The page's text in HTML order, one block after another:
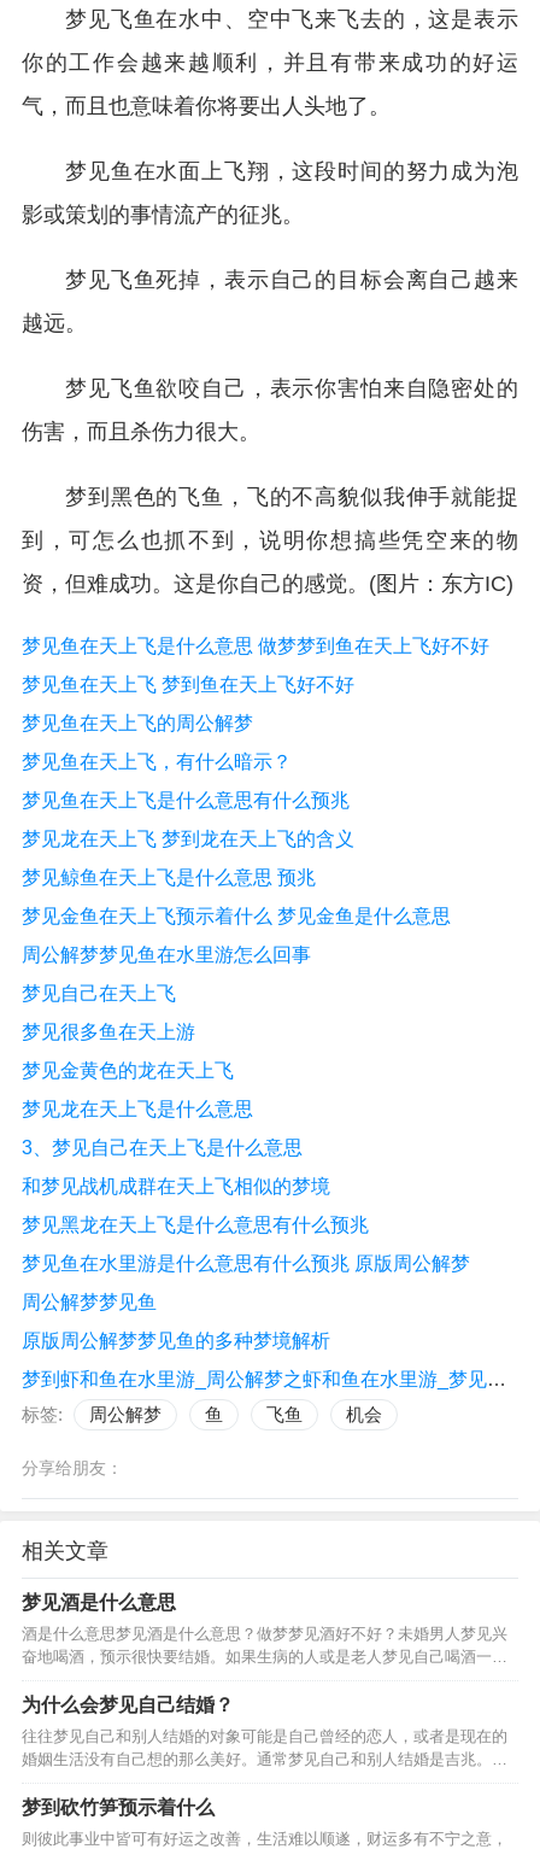
梦见飞鱼在水中、空中飞来飞去的，这是表示
你的工作会越来越顺利，并且有带来成功的好运
气，而且也意味着你将要出人头地了。
梦见鱼在水面上飞翔，这段时间的努力成为泡
影或策划的事情流产的征兆。
梦见飞鱼死掉，表示自己的目标会离自己越来
越远。
梦见飞鱼欲咬自己，表示你害怕来自隐密处的
伤害，而且杀伤力很大。
梦到黑色的飞鱼，飞的不高貌似我伸手就能捉
到，可怎么也抓不到，说明你想搞些凭空来的物
资，但难成功。这是你自己的感觉。(图片：东方IC)
梦见鱼在天上飞是什么意思 做梦梦到鱼在天上飞好不好
梦见鱼在天上飞 梦到鱼在天上飞好不好
梦见鱼在天上飞的周公解梦
梦见鱼在天上飞，有什么暗示？
梦见鱼在天上飞是什么意思有什么预兆
梦见龙在天上飞 梦到龙在天上飞的含义
梦见鲸鱼在天上飞是什么意思 预兆
梦见金鱼在天上飞预示着什么 梦见金鱼是什么意思
周公解梦梦见鱼在水里游怎么回事
梦见自己在天上飞
梦见很多鱼在天上游
梦见金黄色的龙在天上飞
梦见龙在天上飞是什么意思
3、梦见自己在天上飞是什么意思
和梦见战机成群在天上飞相似的梦境
梦见黑龙在天上飞是什么意思有什么预兆
梦见鱼在水里游是什么意思有什么预兆 原版周公解梦
周公解梦梦见鱼
原版周公解梦梦见鱼的多种梦境解析
梦到虾和鱼在水里游_周公解梦之虾和鱼在水里游_梦见虾和鱼在水
标签:
周公解梦 鱼 飞鱼 机会
分享给朋友：
相关文章
梦见酒是什么意思
酒是什么意思梦见酒是什么意思？做梦梦见酒好不好？未婚男人梦见兴
奋地喝酒，预示很快要结婚。如果生病的人或是老人梦见自己喝酒一饮
而尽，还暗示可能会遇到危险。妻子梦见给丈夫倒酒，暗示要生孩子。
男人梦见给妻子或情人一杯酒，夫妻或情人会恩爱如初。女人…
为什么会梦见自己结婚？
往往梦见自己和别人结婚的对象可能是自己曾经的恋人，或者是现在的
婚姻生活没有自己想的那么美好。通常梦见自己和别人结婚是吉兆。
二、梦见与不同的对象结婚的梦境分析。男人梦见自己与朋友结婚，6.
女人梦见自己和朋友结婚。8.已婚者梦见自己和朋友结婚。…
梦到砍竹笋预示着什么
则彼此事业中皆可有好运之改善，生活难以顺遂，财运多有不宁之意，